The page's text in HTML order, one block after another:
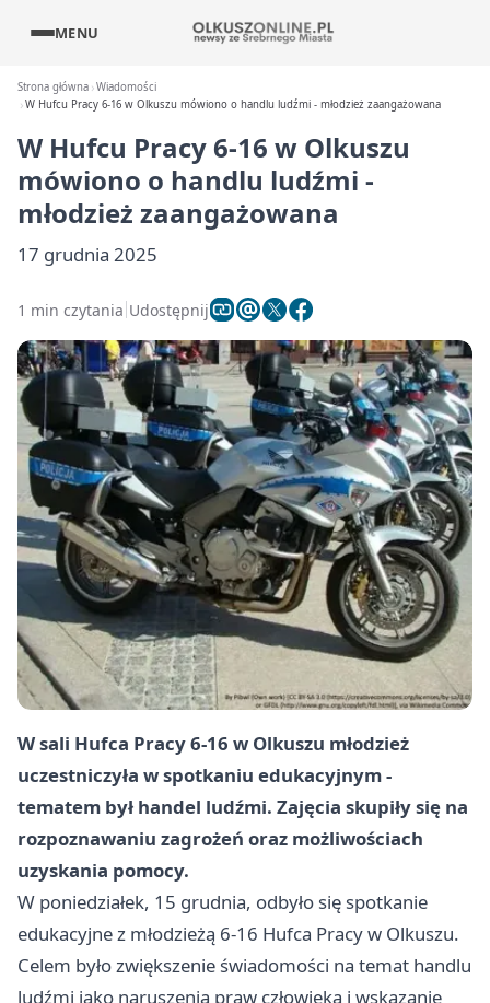
MENU
Strona główna Wiadomości
W Hufcu Pracy 6-16 w Olkuszu mówiono o handlu ludźmi - młodzież zaangażowana
W Hufcu Pracy 6-16 w Olkuszu
mówiono o handlu ludźmi -
młodzież zaangażowana
17 grudnia 2025
1 min czytania Udostępnij
W sali Hufca Pracy 6-16 w Olkuszu młodzież
uczestniczyła w spotkaniu edukacyjnym -
tematem był handel ludźmi. Zajęcia skupiły się na
rozpoznawaniu zagrożeń oraz możliwościach
uzyskania pomocy.
W poniedziałek, 15 grudnia, odbyło się spotkanie
edukacyjne z młodzieżą 6-16 Hufca Pracy w Olkuszu.
Celem było zwiększenie świadomości na temat handlu
ludźmi jako naruszenia praw człowieka i wskazanie